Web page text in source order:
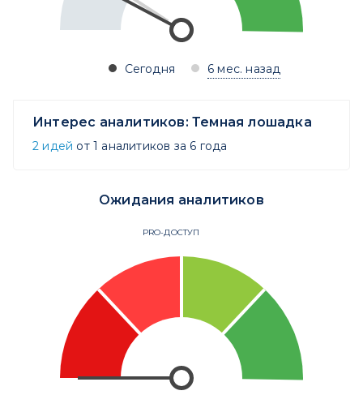
Сегодня 6 мес. назад
Интерес аналитиков: Темная лошадка
2 идей от 1 аналитиков за 6 года
Ожидания аналитиков
PRO-ДОСТУП